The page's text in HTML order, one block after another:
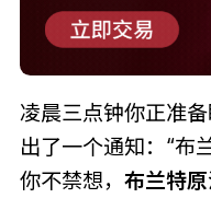
凌晨三点钟你正准
出了一个通知：“布
你不禁想， 布兰特